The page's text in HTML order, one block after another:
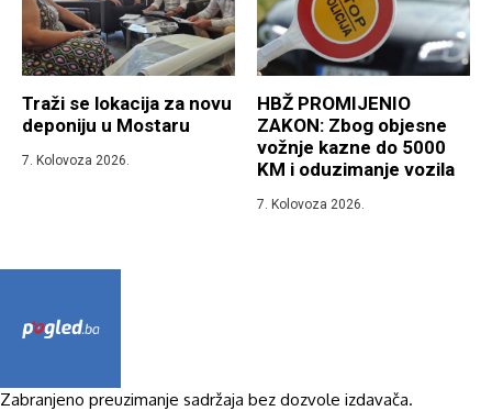
Traži se lokacija za novu
deponiju u Mostaru
7. Kolovoza 2026.
HBŽ PROMIJENIO
ZAKON: Zbog objesne
vožnje kazne do 5000
KM i oduzimanje vozila
7. Kolovoza 2026.
Zabranjeno preuzimanje sadržaja bez dozvole izdavača.